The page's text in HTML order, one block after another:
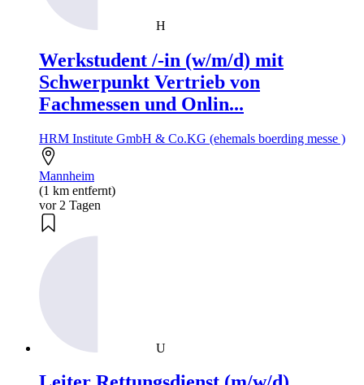
H
Werkstudent /-in (w/m/d) mit
Schwerpunkt Vertrieb von
Fachmessen und Onlin...
HRM Institute GmbH & Co.KG (ehemals boerding messe )
Mannheim
(1 km entfernt)
vor 2 Tagen
U